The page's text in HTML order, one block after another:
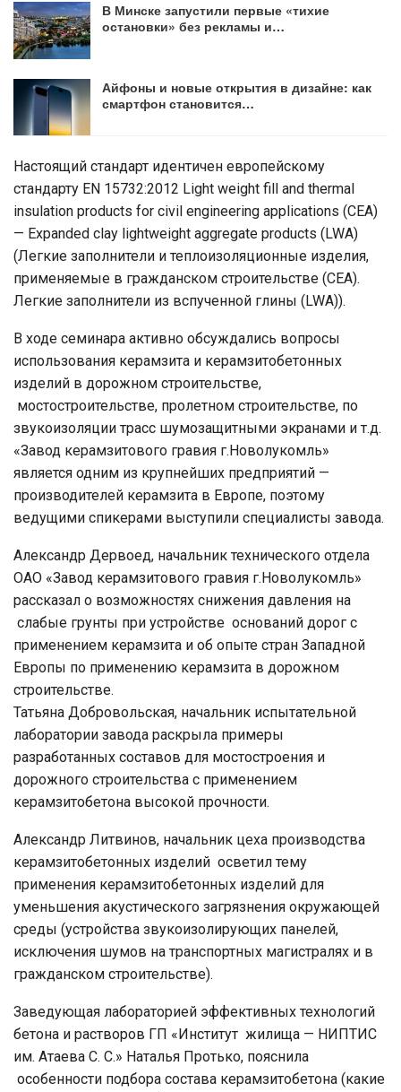
В Минске запустили первые «тихие
остановки» без рекламы и…
Айфоны и новые открытия в дизайне: как
смартфон становится…
Настоящий стандарт идентичен европейскому
стандарту ЕN 15732:2012 Light weight fill and thermal
insulation products for civil engineering applications (CEA)
— Expanded clay lightweight aggregate products (LWA)
(Легкие заполнители и теплоизоляционные изделия,
применяемые в гражданском строительстве (СЕА).
Легкие заполнители из вспученной глины (LWA)).
В ходе семинара активно обсуждались вопросы
использования керамзита и керамзитобетонных
изделий в дорожном строительстве,
мостостроительстве, пролетном строительстве, по
звукоизоляции трасс шумозащитными экранами и т.д.
«Завод керамзитового гравия г.Новолукомль»
является одним из крупнейших предприятий —
производителей керамзита в Европе, поэтому
ведущими спикерами выступили специалисты завода.
Александр Дервоед, начальник технического отдела
ОАО «Завод керамзитового гравия г.Новолукомль»
рассказал о возможностях снижения давления на
слабые грунты при устройстве оснований дорог с
применением керамзита и об опыте стран Западной
Европы по применению керамзита в дорожном
строительстве.
Татьяна Добровольская, начальник испытательной
лаборатории завода раскрыла примеры
разработанных составов для мостостроения и
дорожного строительства с применением
керамзитобетона высокой прочности.
Александр Литвинов, начальник цеха производства
керамзитобетонных изделий осветил тему
применения керамзитобетонных изделий для
уменьшения акустического загрязнения окружающей
среды (устройства звукоизолирующих панелей,
исключения шумов на транспортных магистралях и в
гражданском строительстве).
Заведующая лабораторией эффективных технологий
бетона и растворов ГП «Институт жилища — НИПТИС
им. Атаева С. С.» Наталья Протько, пояснила
особенности подбора состава керамзитобетона (какие